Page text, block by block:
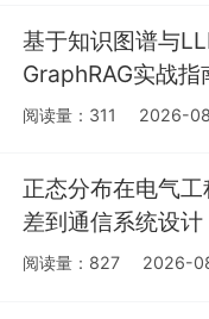
基于知识图谱与
GraphRAG实战指
阅读量：311 2026-
正态分布在电气
差到通信系统设计
阅读量：827 2026-